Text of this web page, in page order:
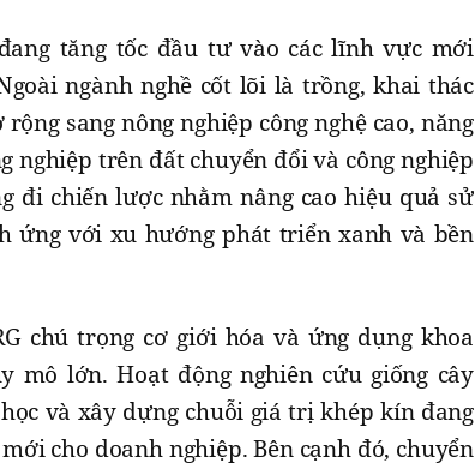
tăng tốc đầu tư vào các lĩnh vực mới
ngành nghề cốt lõi là trồng, khai thác
sang nông nghiệp công nghệ cao, năng
nghiệp trên đất chuyển đổi và công nghiệp
đi chiến lược nhằm nâng cao hiệu quả sử
ứng với xu hướng phát triển xanh và bền
chú trọng cơ giới hóa và ứng dụng khoa
mô lớn. Hoạt động nghiên cứu giống cây
và xây dựng chuỗi giá trị khép kín đang
cho doanh nghiệp. Bên cạnh đó, chuyển